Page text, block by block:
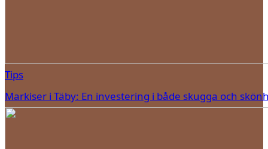
Tips
Markiser i Täby: En investering i både skugga och